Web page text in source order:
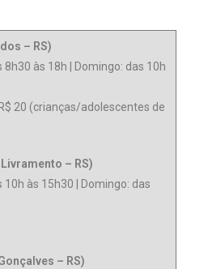
– RS)
às 18h | Domingo: das 10h
20 (crianças/adolescentes de
– RS)
às 15h30 | Domingo: das
– RS)